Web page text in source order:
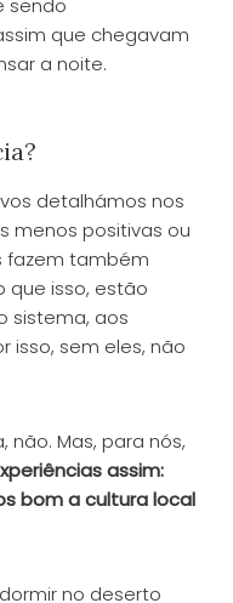
sendo
que chegavam
a noite.
detalhámos nos
menos positivas ou
fazem também
que isso, estão
sistema, aos
isso, sem eles, não
Mas, para nós,
assim:
bom a cultura local
no deserto